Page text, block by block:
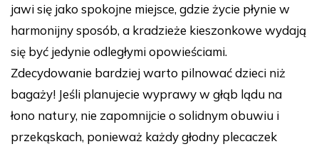
jawi się jako spokojne miejsce, gdzie życie płynie w
harmonijny sposób, a kradzieże kieszonkowe wydają
się być jedynie odległymi opowieściami.
Zdecydowanie bardziej warto pilnować dzieci niż
bagaży! Jeśli planujecie wyprawy w głąb lądu na
łono natury, nie zapomnijcie o solidnym obuwiu i
przekąskach, ponieważ każdy głodny plecaczek